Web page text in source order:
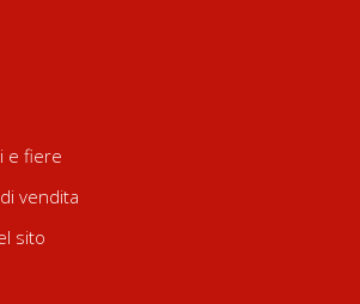
e fiere
vendita
sito